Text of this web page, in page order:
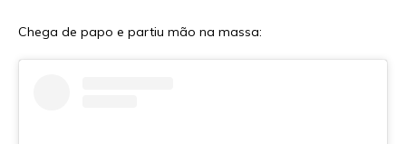
Chega de papo e partiu mão na massa: